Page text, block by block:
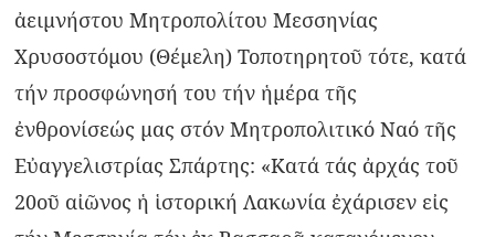
ἀειμνήστου Μητροπολίτου Μεσσηνίας
Χρυσοστόμου (Θέμελη) Τοποτηρητοῦ τότε, κατά
τήν προσφώνησή του τήν ἡμέρα τῆς
ἐνθρονίσεώς μας στόν Μητροπολιτικό Ναό τῆς
Εὐαγγελιστρίας Σπάρτης: «Κατά τάς ἀρχάς τοῦ
20οῦ αἰῶνος ἡ ἱστορική Λακωνία ἐχάρισεν εἰς